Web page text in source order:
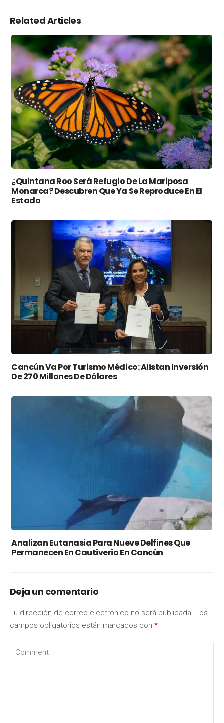
Related Articles
¿Quintana Roo Será Refugio De La Mariposa
Monarca? Descubren Que Ya Se Reproduce En El
Estado
Cancún Va Por Turismo Médico: Alistan Inversión
De 270 Millones De Dólares
Analizan Eutanasia Para Nueve Delfines Que
Permanecen En Cautiverio En Cancún
Deja un comentario
Tu dirección de correo electrónico no será publicada. Los
campos obligatorios están marcados con *